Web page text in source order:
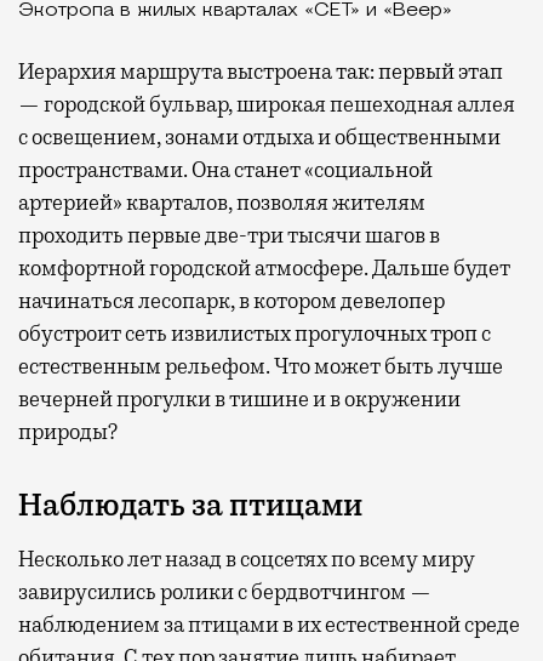
Экотропа в жилых кварталах «СЕТ» и «Веер»
Иерархия маршрута выстроена так: первый этап
— городской бульвар, широкая пешеходная аллея
с освещением, зонами отдыха и общественными
пространствами. Она станет «социальной
артерией» кварталов, позволяя жителям
проходить первые две-три тысячи шагов в
комфортной городской атмосфере. Дальше будет
начинаться лесопарк, в котором девелопер
обустроит сеть извилистых прогулочных троп с
естественным рельефом. Что может быть лучше
вечерней прогулки в тишине и в окружении
природы?
Наблюдать за птицами
Несколько лет назад в соцсетях по всему миру
завирусились ролики с бердвотчингом —
наблюдением за птицами в их естественной среде